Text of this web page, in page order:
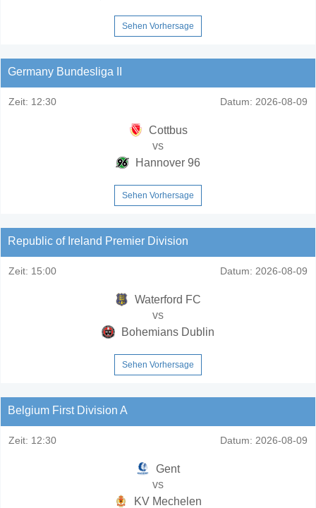
Sehen Vorhersage
Germany Bundesliga II
Zeit: 12:30 Datum: 2026-08-09
Cottbus
vs
Hannover 96
Sehen Vorhersage
Republic of Ireland Premier Division
Zeit: 15:00 Datum: 2026-08-09
Waterford FC
vs
Bohemians Dublin
Sehen Vorhersage
Belgium First Division A
Zeit: 12:30 Datum: 2026-08-09
Gent
vs
KV Mechelen